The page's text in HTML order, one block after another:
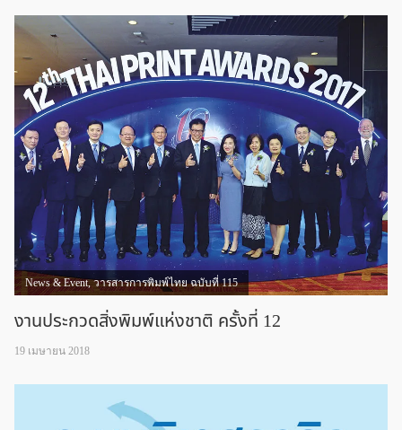
News & Event,วารสารการพิมพ์ไทย ฉบับที่ 115
งานประกวดสิ่งพิมพ์แห่งชาติ ครั้งที่ 12
19 เมษายน 2018